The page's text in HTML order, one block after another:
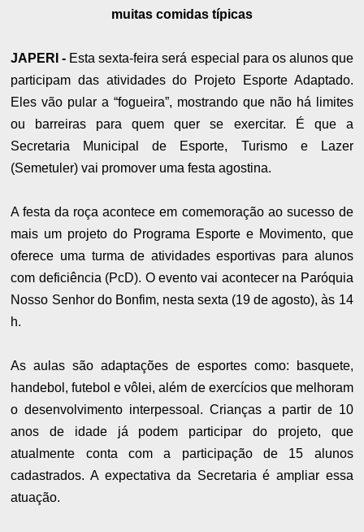
muitas comidas típicas
JAPERI - Esta sexta-feira será especial para os alunos que
participam das atividades do Projeto Esporte Adaptado.
Eles vão pular a “fogueira”, mostrando que não há limites
ou barreiras para quem quer se exercitar. É que a
Secretaria Municipal de Esporte, Turismo e Lazer
(Semetuler) vai promover uma festa agostina.
​A festa da roça acontece em comemoração ao sucesso de
mais um projeto do Programa Esporte e Movimento, que
oferece uma turma de atividades esportivas para alunos
com deficiência​ (PcD)​. O evento vai acontecer na Paróquia
Nosso Senhor do Bonfim, nesta sexta​ (19 de agosto), às 1​4​
h.
As aulas são adaptações de esportes como: basquete,
handebol, futebol e vôlei, além de exercícios que melhoram
o desenvolvimento interpessoal. Crianças a partir de 10
anos de idade já podem participar do projeto, que
atualmente conta com a participação de 15 alunos
cadastrados. A expectativa da Secretaria é ampliar essa
atuação.